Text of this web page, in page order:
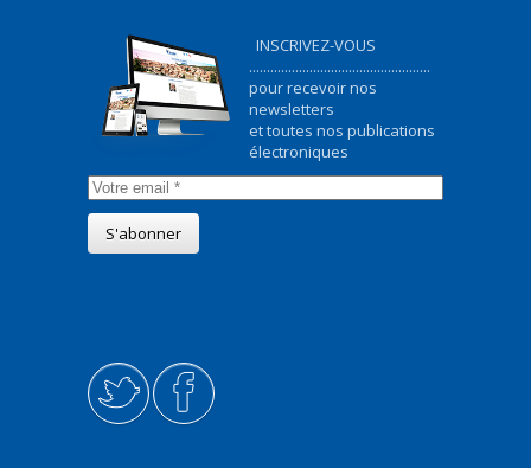
INSCRIVEZ-VOUS
...................................................
pour recevoir nos
newsletters
et toutes nos publications
électroniques